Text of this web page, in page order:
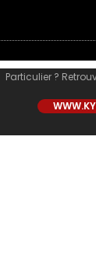
Particulier ?